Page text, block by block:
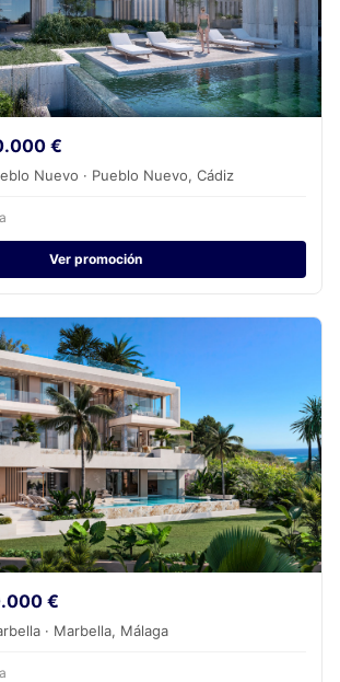
€
Nuevo · Pueblo Nuevo, Cádiz
Ver promoción
€
· Marbella, Málaga